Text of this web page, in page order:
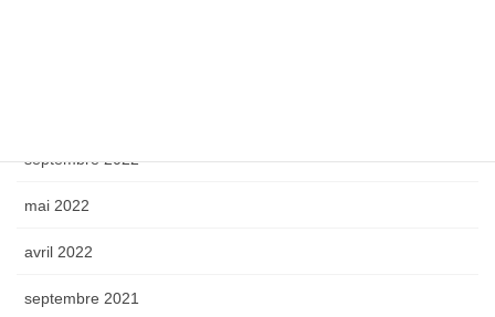
septembre 2022
mai 2022
avril 2022
septembre 2021